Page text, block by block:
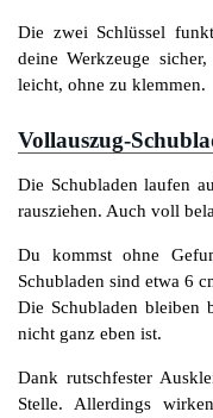
Die zwei Schlüssel
deine Werkzeuge
leicht, ohne zu klemmen.
Vollauszug-
Die Schubladen laufen
rausziehen. Auch voll
Du kommst ohne
Schubladen sind etwa 6
Die Schubladen bleiben
nicht ganz eben ist.
Dank rutschfester
Stelle. Allerdings